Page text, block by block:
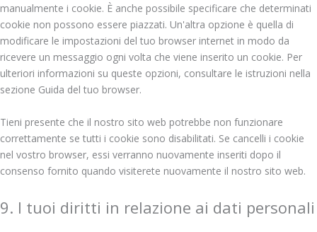
manualmente i cookie. È anche possibile specificare che determinati
cookie non possono essere piazzati. Un'altra opzione è quella di
modificare le impostazioni del tuo browser internet in modo da
ricevere un messaggio ogni volta che viene inserito un cookie. Per
ulteriori informazioni su queste opzioni, consultare le istruzioni nella
sezione Guida del tuo browser.
Tieni presente che il nostro sito web potrebbe non funzionare
correttamente se tutti i cookie sono disabilitati. Se cancelli i cookie
nel vostro browser, essi verranno nuovamente inseriti dopo il
consenso fornito quando visiterete nuovamente il nostro sito web.
9. I tuoi diritti in relazione ai dati personali